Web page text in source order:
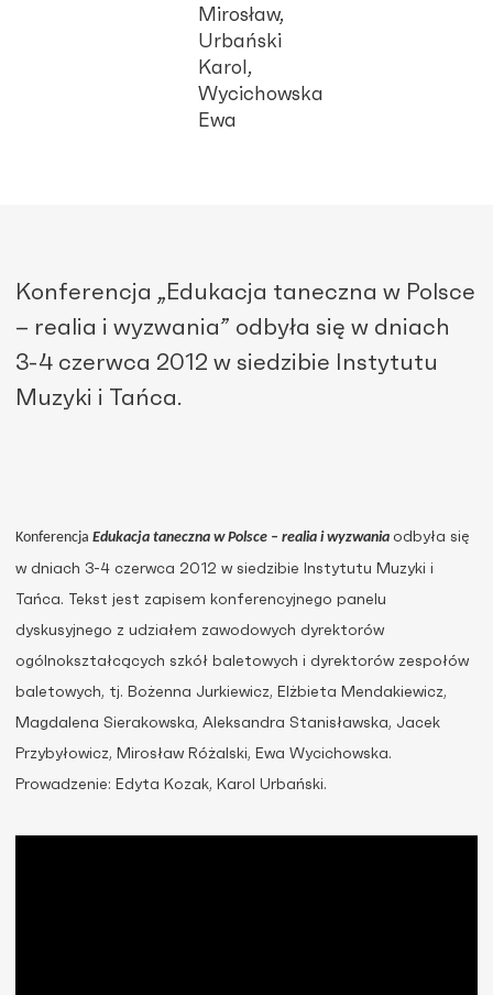
Mirosław,
Urbański
Karol,
Wycichowska
Ewa
Konferencja „Edukacja taneczna w Polsce
– realia i wyzwania” odbyła się w dniach
3-4 czerwca 2012 w siedzibie Instytutu
Muzyki i Tańca.
Konferencja Edukacja taneczna w Polsce – realia i wyzwania odbyła się
w dniach 3-4 czerwca 2012 w siedzibie Instytutu Muzyki i
Tańca. Tekst jest zapisem konferencyjnego panelu
dyskusyjnego z udziałem zawodowych dyrektorów
ogólnokształcących szkół baletowych i dyrektorów zespołów
baletowych, tj. Bożenna Jurkiewicz, Elżbieta Mendakiewicz,
Magdalena Sierakowska, Aleksandra Stanisławska, Jacek
Przybyłowicz, Mirosław Różalski, Ewa Wycichowska.
Prowadzenie: Edyta Kozak, Karol Urbański.